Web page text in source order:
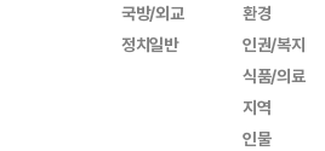
국방/외교
정치일반
환경
인권/복지
식품/의료
지역
인물